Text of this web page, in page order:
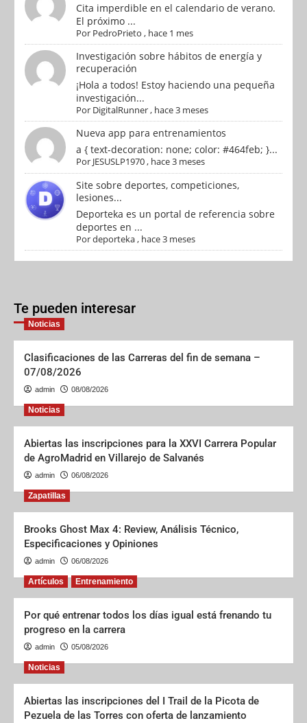
Cita imperdible en el calendario de verano.
El próximo ...
Por PedroPrieto , hace 1 mes
Investigación sobre hábitos de energía y
recuperación
¡Hola a todos! Estoy haciendo una pequeña
investigación...
Por DigitalRunner , hace 3 meses
Nueva app para entrenamientos
a { text-decoration: none; color: #464feb; }...
Por JESUSLP1970 , hace 3 meses
Site sobre deportes, competiciones,
lesiones...
Deporteka es un portal de referencia sobre
deportes en ...
Pordeporteka, hace 3 meses
Te pueden interesar
Noticias
Clasificaciones de las Carreras del fin de semana –
07/08/2026
admin 08/08/2026
Noticias
Abiertas las inscripciones para la XXVI Carrera Popular
de AgroMadrid en Villarejo de Salvanés
admin 06/08/2026
Zapatillas
Brooks Ghost Max 4: Review, Análisis Técnico,
Especificaciones y Opiniones
admin 06/08/2026
Artículos Entrenamiento
Por qué entrenar todos los días igual está frenando tu
progreso en la carrera
admin 05/08/2026
Noticias
Abiertas las inscripciones del I Trail de la Picota de
Pezuela de las Torres con oferta de lanzamiento